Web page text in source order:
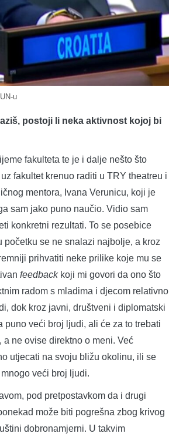
u
postoji li neka aktivnost kojoj bi
fakulteta te je i dalje nešto što
fakultet krenuo raditi u TRY theatreu i
mentora, Ivana Verunicu, koji je
sam jako puno naučio. Vidio sam
konkretni rezultati. To se posebice
se ne snalazi najbolje, a kroz
prihvatiti neke prilike koje mu se
feedbackkoji mi govori da ono što
radom s mladima i djecom relativno
dok kroz javni, društveni i diplomatski
veći broj ljudi, ali će za to trebati
ne ovise direktno o meni. Već
utjecati na svoju bližu okolinu, ili se
veći broj ljudi.
pod pretpostavkom da i drugi
može biti pogrešna zbog krivog
dobronamjerni. U takvim